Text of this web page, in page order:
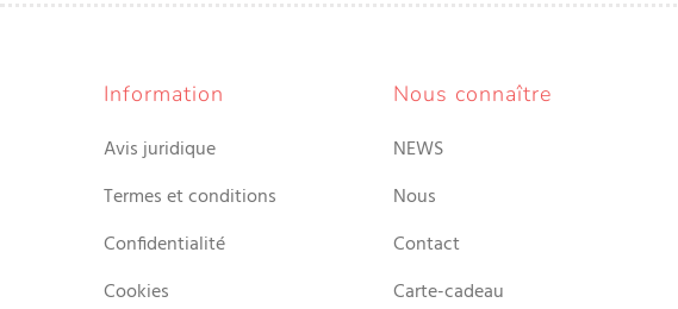
Information
Avis juridique
Termes et conditions
Confidentialité
Cookies
Nous connaître
NEWS
Nous
Contact
Carte-cadeau